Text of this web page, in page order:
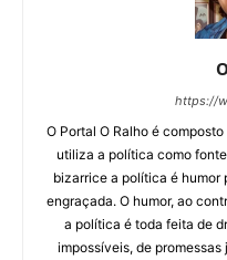
https://
O Portal O Ralho é
utiliza a política como
bizarrice a política é humor
engraçada. O humor, ao
a política é toda feita de
impossíveis, de